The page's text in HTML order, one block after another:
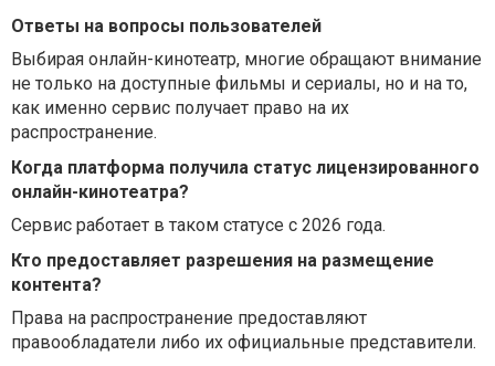
Ответы на вопросы пользователей
Выбирая онлайн-кинотеатр, многие обращают внимание
не только на доступные фильмы и сериалы, но и на то,
как именно сервис получает право на их
распространение.
Когда платформа получила статус лицензированного
онлайн-кинотеатра?
Сервис работает в таком статусе с 2026 года.
Кто предоставляет разрешения на размещение
контента?
Права на распространение предоставляют
правообладатели либо их официальные представители.